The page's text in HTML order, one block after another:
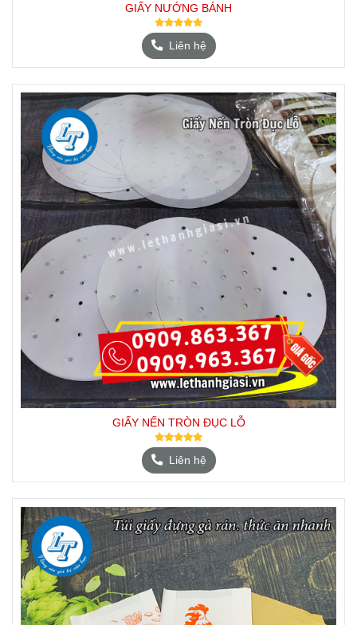
GIẤY NƯỚNG BÁNH
Liên hệ
GIẤY NẾN TRÒN ĐỤC LỖ
Liên hệ